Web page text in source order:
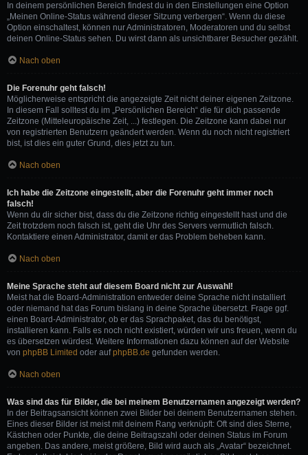
In deinem persönlichen Bereich findest du in den Einstellungen eine Option
„Meinen Online-Status während dieser Sitzung verbergen“. Wenn du diese
Option einschaltest, können nur Administratoren, Moderatoren und du selbst
deinen Online-Status sehen. Du wirst dann als unsichtbarer Besucher gezählt.
Nach oben
Die Forenuhr geht falsch!
Möglicherweise entspricht die angezeigte Zeit nicht deiner eigenen Zeitzone.
In diesem Fall solltest du im „Persönlichen Bereich“ die für dich passende
Zeitzone (Mitteleuropäische Zeit, ...) festlegen. Die Zeitzone kann dabei nur
von registrierten Benutzern geändert werden. Wenn du noch nicht registriert
bist, ist dies ein guter Grund, dies jetzt zu tun.
Nach oben
Ich habe die Zeitzone eingestellt, aber die Forenuhr geht immer noch
falsch!
Wenn du dir sicher bist, dass du die Zeitzone richtig eingestellt hast und die
Zeit trotzdem noch falsch ist, geht die Uhr des Servers vermutlich falsch.
Kontaktiere einen Administrator, damit er das Problem beheben kann.
Nach oben
Meine Sprache steht auf diesem Board nicht zur Auswahl!
Meist hat die Board-Administration entweder deine Sprache nicht installiert
oder niemand hat das Forum bislang in deine Sprache übersetzt. Frage ggf.
einen Board-Administrator, ob er das Sprachpaket, das du benötigst,
installieren kann. Falls es noch nicht existiert, würden wir uns freuen, wenn du
es übersetzen würdest. Weitere Informationen dazu können auf der Website
von phpBB Limited oder aufphpBB.de gefunden werden.
Nach oben
Was sind das für Bilder, die bei meinem Benutzernamen angezeigt werden?
In der Beitragsansicht können zwei Bilder bei deinem Benutzernamen stehen.
Eines dieser Bilder ist meist mit deinem Rang verknüpft: Oft sind dies Sterne,
Kästchen oder Punkte, die deine Beitragszahl oder deinen Status im Forum
angeben. Das andere, meist größere, Bild wird auch als „Avatar“ bezeichnet.